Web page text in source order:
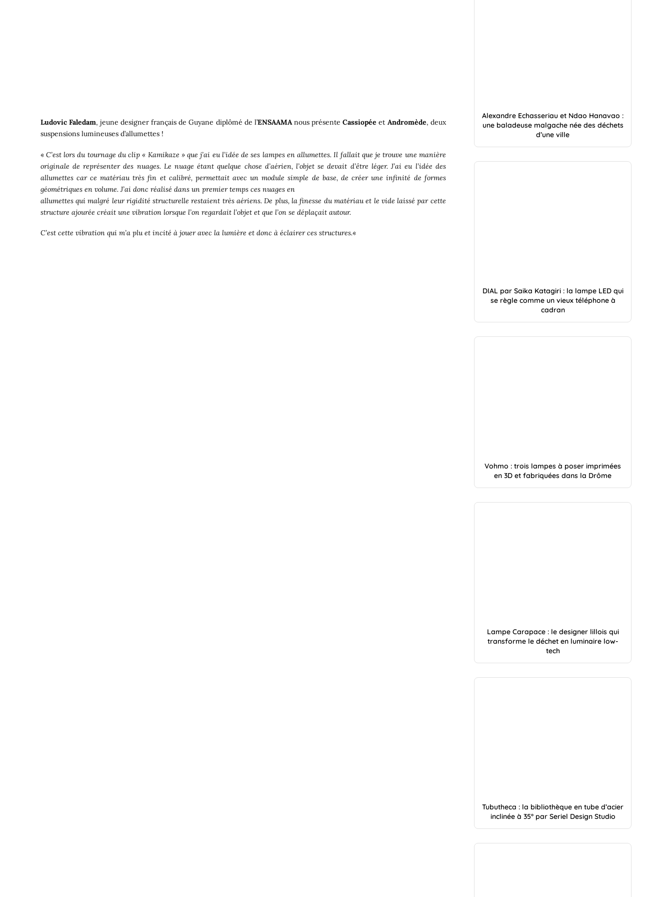
Ludovic Faledam, jeune designer français de Guyane diplômé de l’ENSAAMAnous présenteCassiopée et Andromède, deux
suspensions lumineuses d’allumettes !
« C’est lors du tournage du clip « Kamikaze » que j’ai eu l’idée de ses lampes en allumettes. Il fallait que je trouve une manière
originale de représenter des nuages. Le nuage étant quelque chose d’aérien, l’objet se devait d’être léger. J’ai eu l’idée des
allumettes car ce matériau très fin et calibré, permettait avec un module simple de base, de créer une infinité de formes
géométriques en volume. J’ai donc réalisé dans un premier temps ces nuages en
allumettes qui malgré leur rigidité structurelle restaient très aériens. De plus, la finesse du matériau et le vide laissé par cette
structure ajourée créait une vibration lorsque l’on regardait l’objet et que l’on se déplaçait autour.
C’est cette vibration qui m’a plu et incité à jouer avec la lumière et donc à éclairer ces structures.«
Alexandre Echasseriau et Ndao Hanavao :
une baladeuse malgache née des déchets
d’une ville
DIAL par Saika Katagiri : la lampe LED qui
se règle comme un vieux téléphone à
cadran
Vohmo : trois lampes à poser imprimées
en 3D et fabriquées dans la Drôme
Lampe Carapace : le designer lillois qui
transforme le déchet en luminaire low-
tech
Tubutheca : la bibliothèque en tube d’acier
inclinée à 35° par Seriel Design Studio